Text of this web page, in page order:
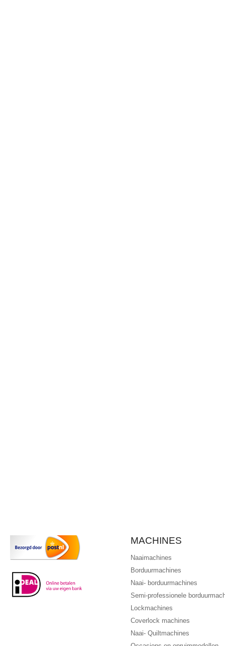
MACHINES
Naaimachines
Borduurmachines
Naai- borduurmachines
Semi-professionele
Lockmachines
Coverlock machines
Naai- Quiltmachines